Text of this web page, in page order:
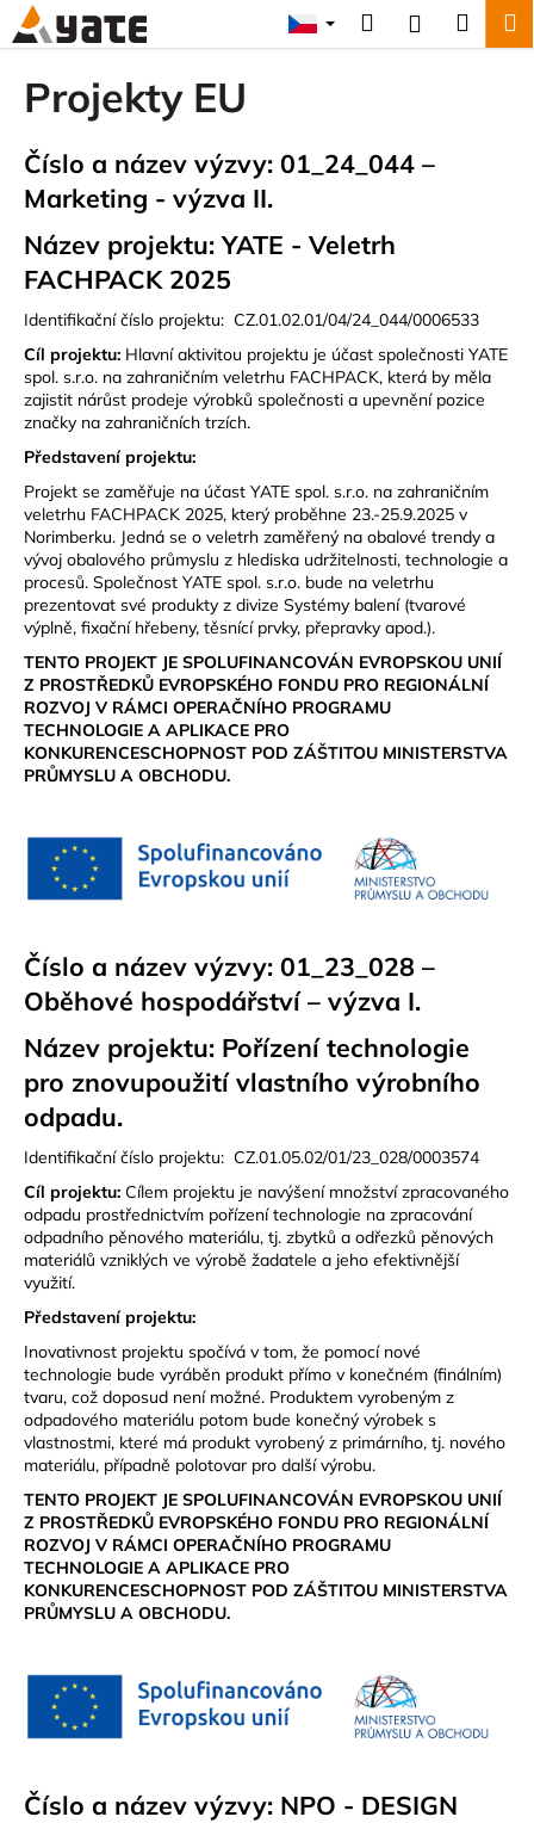
Přejít
na
obsah
HledatPřihlášení
Projekty EU
Číslo a název výzvy: 01_24_044 –
Marketing - výzva II.
Název projektu: YATE - Veletrh
FACHPACK 2025
Identifikační číslo projektu: CZ.01.02.01/04/24_044/0006533
Cíl projektu: Hlavní aktivitou projektu je účast společnosti YATE
spol. s.r.o. na zahraničním veletrhu FACHPACK, která by měla
zajistit nárůst prodeje výrobků společnosti a upevnění pozice
značky na zahraničních trzích.
Představení projektu:
Projekt se zaměřuje na účast YATE spol. s.r.o. na zahraničním
veletrhu FACHPACK 2025, který proběhne 23.-25.9.2025 v
Norimberku. Jedná se o veletrh zaměřený na obalové trendy a
vývoj obalového průmyslu z hlediska udržitelnosti, technologie a
procesů. Společnost YATE spol. s.r.o. bude na veletrhu
prezentovat své produkty z divize Systémy balení (tvarové
výplně, fixační hřebeny, těsnící prvky, přepravky apod.).
TENTO PROJEKT JE SPOLUFINANCOVÁN EVROPSKOU UNIÍ
Z PROSTŘEDKŮ EVROPSKÉHO FONDU PRO REGIONÁLNÍ
ROZVOJ V RÁMCI OPERAČNÍHO PROGRAMU
TECHNOLOGIE A APLIKACE PRO
KONKURENCESCHOPNOST POD ZÁŠTITOU MINISTERSTVA
PRŮMYSLU A OBCHODU.
Číslo a název výzvy: 01_23_028 –
Oběhové hospodářství – výzva I.
Název projektu: Pořízení technologie
pro znovupoužití vlastního výrobního
odpadu.
Identifikační číslo projektu: CZ.01.05.02/01/23_028/0003574
Cíl projektu: Cílem projektu je navýšení množství zpracovaného
odpadu prostřednictvím pořízení technologie na zpracování
odpadního pěnového materiálu, tj. zbytků a odřezků pěnových
materiálů vzniklých ve výrobě žadatele a jeho efektivnější
využití.
Představení projektu:
Inovativnost projektu spočívá v tom, že pomocí nové
technologie bude vyráběn produkt přímo v konečném (finálním)
tvaru, což doposud není možné. Produktem vyrobeným z
odpadového materiálu potom bude konečný výrobek s
vlastnostmi, které má produkt vyrobený z primárního, tj. nového
materiálu, případně polotovar pro další výrobu.
TENTO PROJEKT JE SPOLUFINANCOVÁN EVROPSKOU UNIÍ
Z PROSTŘEDKŮ EVROPSKÉHO FONDU PRO REGIONÁLNÍ
ROZVOJ V RÁMCI OPERAČNÍHO PROGRAMU
TECHNOLOGIE A APLIKACE PRO
KONKURENCESCHOPNOST POD ZÁŠTITOU MINISTERSTVA
PRŮMYSLU A OBCHODU.
Číslo a název výzvy: NPO - DESIGN
o
o
p
t
ř
e
b
u
j
e
t
e
n
a
j
í
t
?
p
o
r
u
č
u
j
e
m
e
LAKEN
LÁHEV
HLINÍK
1500
ML
MODRÁ
379
Kč